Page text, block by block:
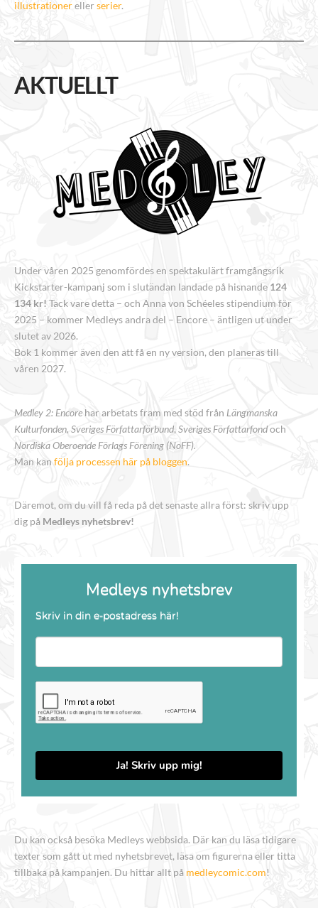
illustrationereller serier.
AKTUELLT
Under våren 2025 genomfördes en spektakulärt framgångsrik
Kickstarter-kampanj som i slutändan landade på hisnande 124
134 kr! Tack vare detta – och Anna von Schéeles stipendium för
2025 – kommer Medleys andra del – Encore – äntligen ut under
slutet av 2026.
Bok 1 kommer även den att få en ny version, den planeras till
våren 2027.
Medley 2: Encore har arbetats fram med stöd från Längmanska
Kulturfonden, Sveriges Författarförbund, Sveriges Författarfondoch
Nordiska Oberoende Förlags Förening (NoFF).
Man kan följa processen här på bloggen.
Däremot, om du vill få reda på det senaste allra först: skriv upp
dig på Medleys nyhetsbrev!
Medleys nyhetsbrev
Skriv in din e-postadress här!
Ja! Skriv upp mig!
Du kan också besöka Medleys webbsida. Där kan du läsa tidigare
texter som gått ut med nyhetsbrevet, läsa om figurerna eller titta
tillbaka på kampanjen. Du hittar allt på medleycomic.com!